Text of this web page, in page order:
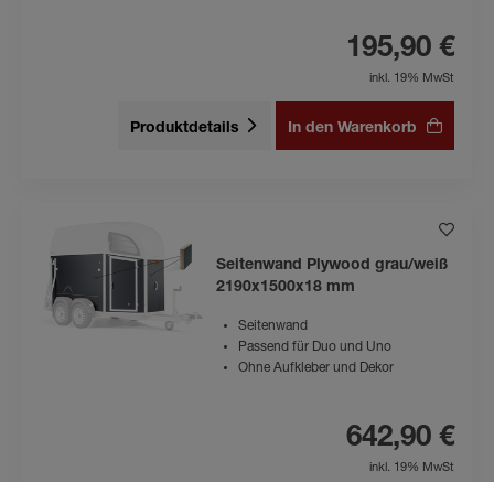
195,90 €
inkl. 19% MwSt
Produktdetails In den Warenkorb
Seitenwand Plywood grau/weiß
2190x1500x18 mm
Seitenwand
Passend für Duo und Uno
Ohne Aufkleber und Dekor
642,90 €
inkl. 19% MwSt